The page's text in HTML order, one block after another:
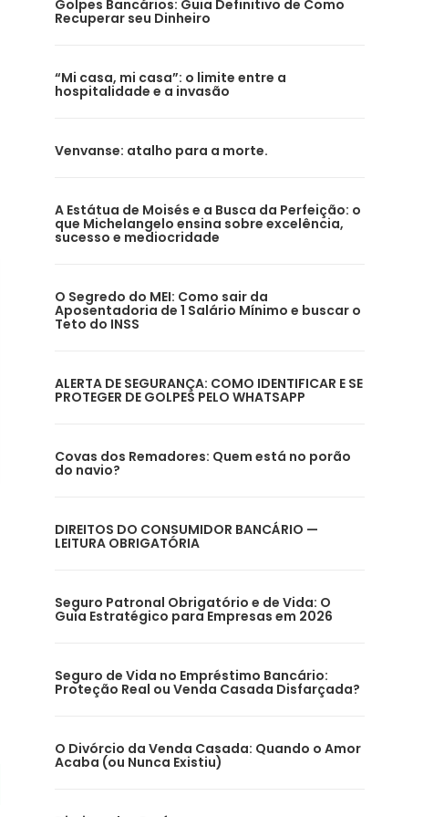
Golpes Bancários: Guia Definitivo de Como
Recuperar seu Dinheiro
“Mi casa, mi casa”: o limite entre a
hospitalidade e a invasão
Venvanse: atalho para a morte.
A Estátua de Moisés e a Busca da Perfeição: o
que Michelangelo ensina sobre excelência,
sucesso e mediocridade
O Segredo do MEI: Como sair da
Aposentadoria de 1 Salário Mínimo e buscar o
Teto do INSS
ALERTA DE SEGURANÇA: COMO IDENTIFICAR E SE
PROTEGER DE GOLPES PELO WHATSAPP
Covas dos Remadores: Quem está no porão
do navio?
DIREITOS DO CONSUMIDOR BANCÁRIO —
LEITURA OBRIGATÓRIA
Seguro Patronal Obrigatório e de Vida: O
Guia Estratégico para Empresas em 2026
Seguro de Vida no Empréstimo Bancário:
Proteção Real ou Venda Casada Disfarçada?
O Divórcio da Venda Casada: Quando o Amor
Acaba (ou Nunca Existiu)